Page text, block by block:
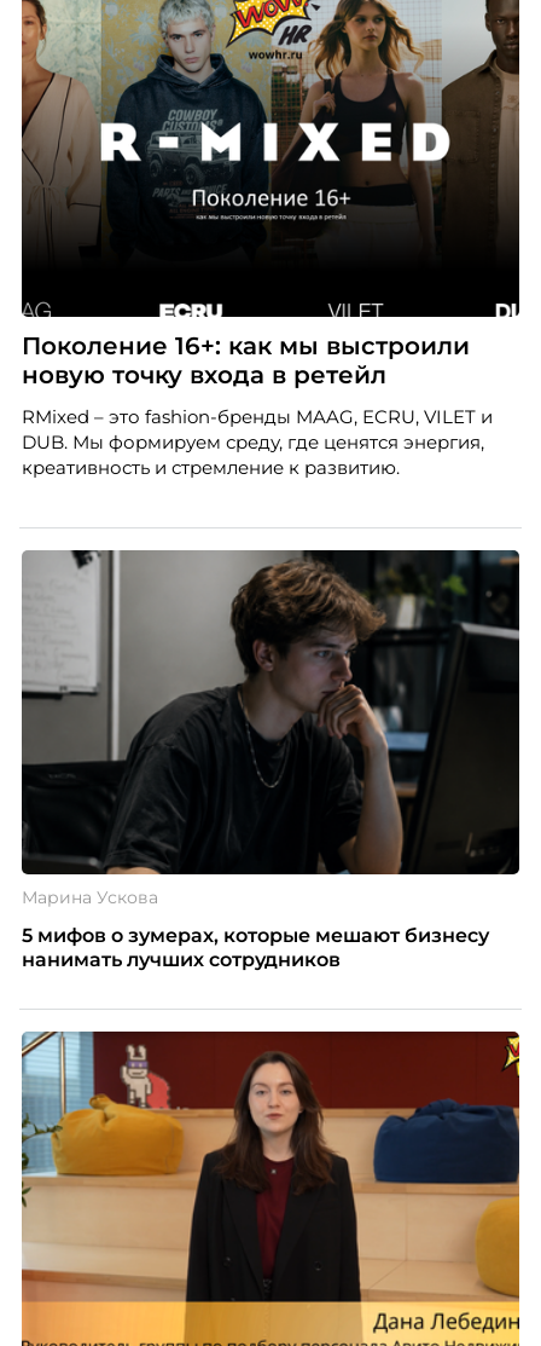
Поколение 16+: как мы выстроили
новую точку входа в ретейл
RMixed – это fashion-бренды MAAG, ECRU, VILET и
DUB. Мы формируем среду, где ценятся энергия,
креативность и стремление к развитию.
Марина Ускова
5 мифов о зумерах, которые мешают бизнесу
нанимать лучших сотрудников